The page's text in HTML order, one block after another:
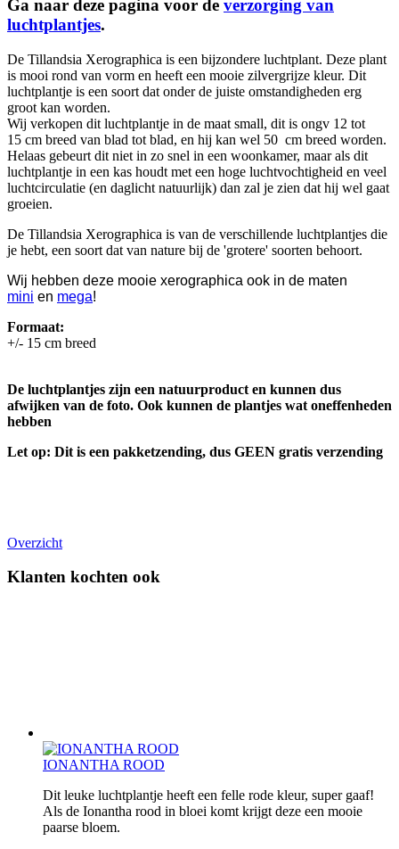
Ga naar deze pagina voor de verzorging van
luchtplantjes.
De Tillandsia Xerographica is een bijzondere luchtplant. Deze plant
is mooi rond van vorm en heeft een mooie zilvergrijze kleur. Dit
luchtplantje is een soort dat onder de juiste omstandigheden erg
groot kan worden.
Wij verkopen dit luchtplantje in de maat small, dit is ongv 12 tot
15 cm breed van blad tot blad, en hij kan wel 50 cm breed worden.
Helaas gebeurt dit niet in zo snel in een woonkamer, maar als dit
luchtplantje in een kas houdt met een hoge luchtvochtigheid en veel
luchtcirculatie (en daglicht natuurlijk) dan zal je zien dat hij wel gaat
groeien.
De Tillandsia Xerographica is van de verschillende luchtplantjes die
je hebt, een soort dat van nature bij de 'grotere' soorten behoort.
Wij hebben deze mooie xerographica ook in de maten
mini en mega!
Formaat:
+/- 15 cm breed
De luchtplantjes zijn een natuurproduct en kunnen dus
afwijken van de foto. Ook kunnen de plantjes wat oneffenheden
hebben
Let op: Dit is een pakketzending, dus GEEN gratis verzending
Overzicht
Klanten kochten ook
IONANTHA ROOD
Dit leuke luchtplantje heeft een felle rode kleur, super gaaf!
Als de Ionantha rood in bloei komt krijgt deze een mooie
paarse bloem.